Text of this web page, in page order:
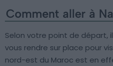
Comment aller à
Selon votre point de départ,
vous rendre sur place pour
nord-est du Maroc est en